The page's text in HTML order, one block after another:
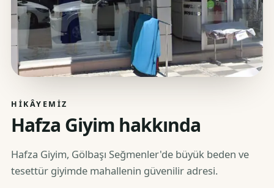
HIKÂYEMIZ
Hafza Giyim hakkında
Hafza Giyim, Gölbaşı Seğmenler'de büyük beden ve
tesettür giyimde mahallenin güvenilir adresi.